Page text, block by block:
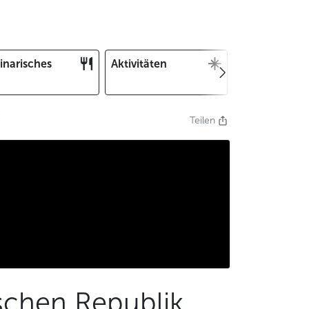
Aktivitäten
Teilen
Republik